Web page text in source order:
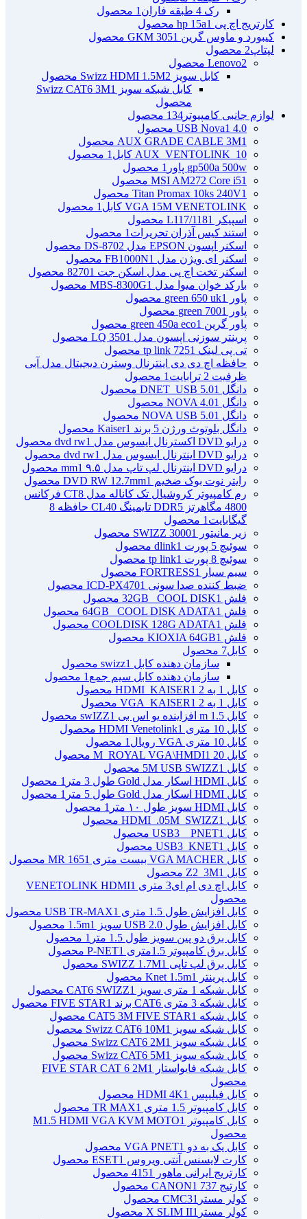
رک 4 طبقه فاران
1 محصول
کارتریج اچ پی hp 15a 1 محصول
کیبورد و ماوس گرین GKM 305 1 محصول
لپتاپ2 محصول
Lenovo2 محصول
کابل سویز Swizz HDMI 1.5M 2 محصول
کابل شبکه سویز Swizz CAT6 3M
1
محصول
لوازم جانبی کامپیوتر 134 محصول
4.0 USB Nova 1 محصول
AUX GRADE CABLE 3M1 محصول
AUX_VENTOLINK_10 کابل
1 محصول
gp500a 500w پاور
1 محصول
MSI AM272 Core i51 محصول
Titan Promax 10ks 240V1 محصول
VGA 15M VENETOLINK کابل
1 محصول
اسپیکر L117/118
1 محصول
استند کیس آذران تحریرات 1 محصول
اسکنر اپسون EPSON مدل DS-870
2 محصول
اسکنر ای ویژن مدل FB1000N 1 محصول
اسکنر تخت اچ پی مدل اسکن جت 8270 1 محصول
بارکد خوان میوا مدل MBS-8300G 1 محصول
پاور green 650 uk
1 محصول
پاور green 700
1 محصول
پاور گرین green 450a eco 1 محصول
پرینتر سوزنی اپسون مدل LQ 350 1 محصول
تی پی لینک tp link 725 1 محصول
حافظه اچ دی دی اینترنال وسترن دیجیتال مدل آبی
ظرفیت 2 ترابایت
1 محصول
دانگل DNET_USB 5.0 1 محصول
دانگل NOVA 4.0 1 محصول
دانگل NOVA USB 5.0 1 محصول
دانگل بلوتوث ورژن 5 برند Kaiser
1 محصول
درایو DVD اکسترنال ایسوس مدل dvd rw
1 محصول
درایو DVD اینترنال ایسوس مدل dvd rw
1 محصول
درایو DVD اینترنال لپ تاپ مدل ۹.۵ mm
1 محصول
رایتر نوت بوک ضخیم DVD RW 12.7mm 1 محصول
رم کامپیوتر کروشیال تک کاناله مدل CT8 فرکانس
4800 مگاهرتز DDR5 تایمینگ CL40 حافظه 8
گیگابایت 1 محصول
زیر مانیتور SWIZZ 3000
1 محصول
سوئیچ 5 پورت dlink
1 محصول
سوئیچ 8 پورت tp link
1 محصول
سیم سیار FORTRESS
1 محصول
ضبط کننده صدا سونی ICD-PX470 1 محصول
فلش 32GB _COOL DISK 1 محصول
فلش 64GB _COOL DISK ADATA 1 محصول
فلش COOLDISK 128G ADATA 1 محصول
فلش KIOXIA 64GB 1 محصول
کابل7 محصول
سازمان دهنده کابل swizz 1 محصول
سازمان دهنده کابل سیم جمع 1 محصول
کابل 1 به 2 HDMI_KAISER
1 محصول
کابل 1 به 2 VGA_KAISER
1 محصول
کابل 1.5 m افزاینده یو اس بی swIZZ
1 محصول
کابل 10 متری HDMI Venetolink
1 محصول
کابل 10 متری VGA رویال
1 محصول
کابل 20 M_ROYAL VGA\HMDI
1 محصول
کابل 5M USB SWIZZ 1 محصول
کابل HDMI اسکار مدل Gold طول 3 متر
1 محصول
کابل HDMI اسکار مدل Gold طول 5 متر
1 محصول
کابل HDMI سویز طول ۱۰ متر
1 محصول
کابل HDMI_.05M_SWIZZ 1 محصول
کابل USB3 _ PNET 1 محصول
کابل USB3_KNET 1 محصول
کابل VGA MACHER بیست متری MR 165
1 محصول
کابل Z2_3M 1 محصول
کابل اچ دی ام ای3 متری VENETOLINK HDMI
1
محصول
کابل افزایش طول 1.5 متری USB TR-MAX
1 محصول
کابل افزایش طول USB 2.0 سویز 1.5m
1 محصول
کابل برق دو پین سویز طول 1.5 متر
1 محصول
کابل برق کامپیوتر 1.5ﻣﺘﺮی P-NET
1 محصول
کابل برق لپ تاپی SWIZZ 1.7M 1 محصول
کابل پرینتر Knet 1.5m
1 محصول
کابل شبکه 1 متری سویز CAT6 SWIZZ
1 محصول
کابل شبکه 3 متری CAT6 برند FIVE STAR
1 محصول
کابل شبکه CAT5 3M FIVE STAR 1 محصول
کابل شبکه سویز Swizz CAT6 10M
1 محصول
کابل شبکه سویز Swizz CAT6 2M
1 محصول
کابل شبکه سویز Swizz CAT6 5M
1 محصول
کابل شبکه فایواستار FIVE STAR CAT 6 2M
1
محصول
کابل فیلیپس HDMI 4K 1 محصول
کابل کامپیوتر 1.5 متری TR MAX
1 محصول
کابل کامپیوتر M1.5 HDMI VGA KVM MOTO
1
محصول
کابل یک به دو VGA PNET 1 محصول
کارت لایسنس آنتی ویروس ESET 1 محصول
کارتریج ایرانی ماهور 415
1 محصول
کارتیج 737 CANON
1 محصول
کولر مسترCMC3 1 محصول
کولر مسترX SLIM II 1 محصول